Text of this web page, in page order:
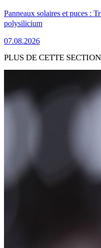
Panneaux solaires et puces :
polysilicium
07.08.2026
PLUS DE CETTE SECTION